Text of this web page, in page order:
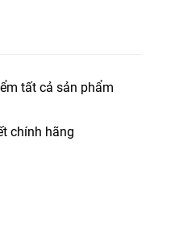
tất cả sản phẩm
chính hãng